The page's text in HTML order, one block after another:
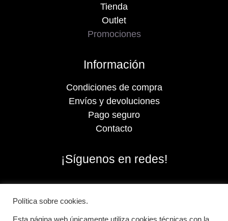
Tienda
Outlet
Promociones
Información
Condiciones de compra
Envíos y devoluciones
Pago seguro
Contacto
¡Síguenos en redes!
Política sobre cookies.